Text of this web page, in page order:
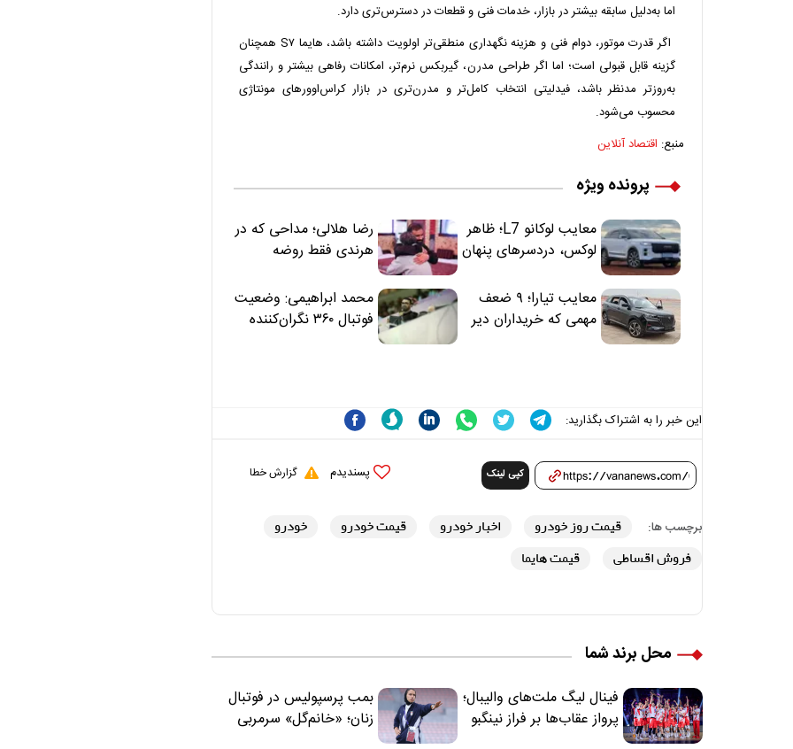
اما به‌دلیل سابقه بیشتر در بازار، خدمات فنی و قطعات در دسترس‌تری دارد.
اگر قدرت موتور، دوام فنی و هزینه نگهداری منطقی‌تر اولویت داشته باشد، هایما S۷ همچنان
گزینه قابل قبولی است؛ اما اگر طراحی مدرن، گیربکس نرم‌تر، امکانات رفاهی بیشتر و رانندگی
به‌روزتر مدنظر باشد، فیدلیتی انتخاب کامل‌تر و مدرن‌تری در بازار کراس‌اوورهای مونتاژی
محسوب می‌شود.
منبع: اقتصاد آنلاین
پرونده ویژه
معایب لوکانو L7؛ ظاهر
لوکس، دردسرهای پنهان
رضا هلالی؛ مداحی که در
هرندی فقط روضه
«تکیه‌گاه آقا مرتضی
علی(ع)» را جدی‌تر
معایب تیارا؛ ۹ ضعف
مهمی که خریداران دیر
محمد ابراهیمی: وضعیت
فوتبال ۳۶۰ نگران‌کننده
این خبر را به اشتراک بگذارید:
کپی لینک پسندیدم گزارش خطا
برچسب ها: قیمت روز خودرو اخبار خودرو قیمت خودرو
خودرو
فروش اقساطی
قیمت هایما
محل برند شما
فینال لیگ ملت‌های والیبال؛
پرواز عقاب‌ها بر فراز نینگبو
بمب پرسپولیس در فوتبال
زنان؛ «خانم‌گل» سرمربی